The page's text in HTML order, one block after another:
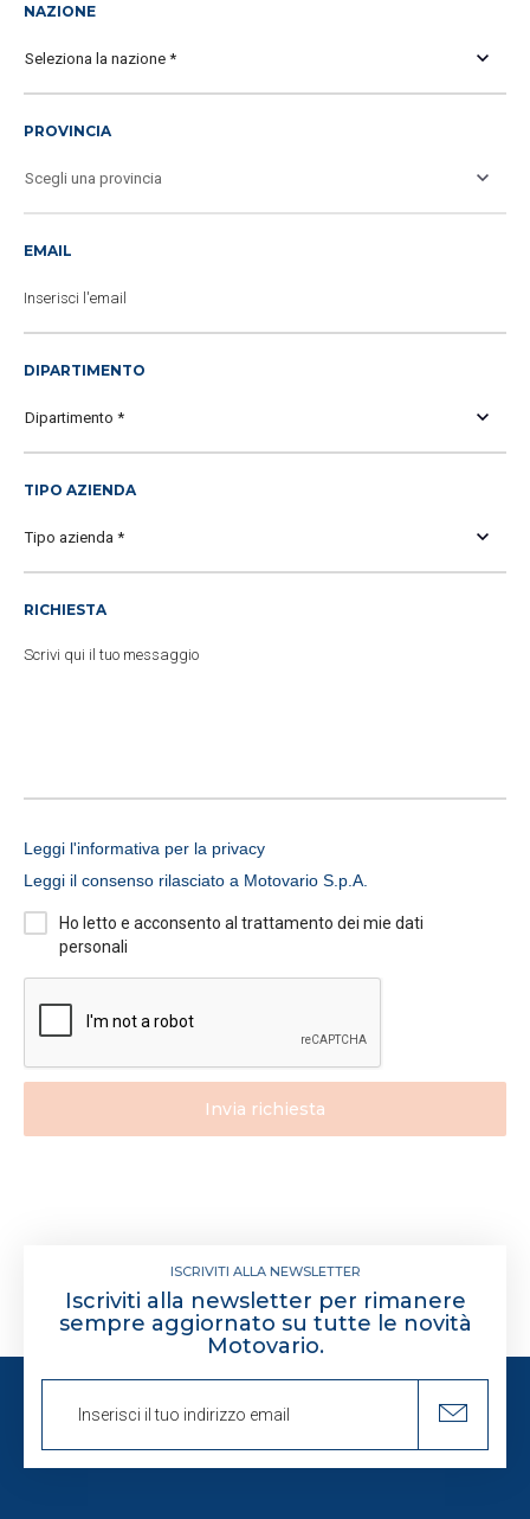
scelte sull’utilizzo dei cookie di profilazione, selezionando
presente banner comporterà il permanere dei soli cookie
tecnici ed analytics anonimi, per i quali non occorre il tuo
NAZIONE
PROVINCIA
EMAIL
DIPARTIMENTO
TIPO AZIENDA
RICHIESTA
Leggi l'informativa per la privacy
Leggi il consenso rilasciato a Motovario S.p.A.
Ho letto e acconsento al trattamento dei mie dati
personali
Invia richiesta
ISCRIVITI ALLA NEWSLETTER
Iscriviti alla newsletter per rimanere
sempre aggiornato su tutte le novità
Motovario.